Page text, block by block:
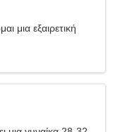
μια εξαιρετική